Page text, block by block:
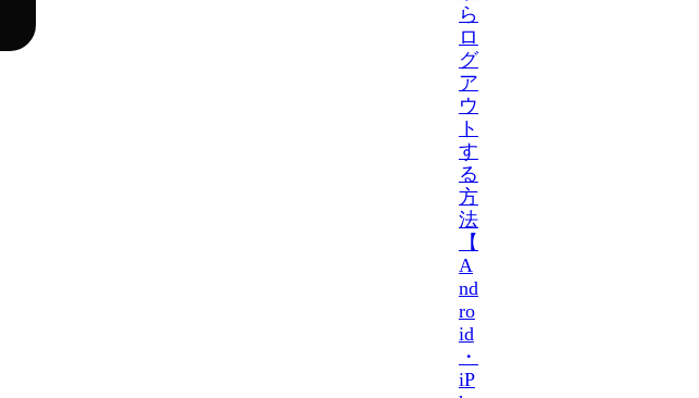
ら
ロ
グ
ア
ウ
ト
す
る
方
法
【
A
nd
ro
id
・
iP